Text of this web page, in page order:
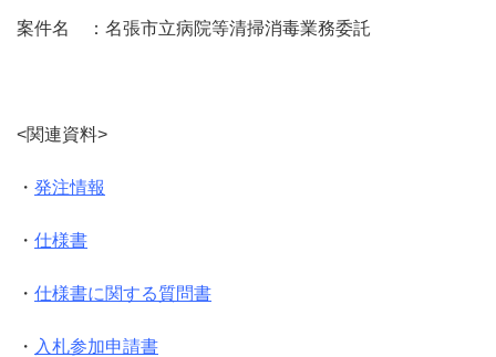
案件名 ：名張市立病院等清掃消毒業務委託
<関連資料>
・ 発注情報
・ 仕様書
・ 仕様書に関する質問書
・ 入札参加申請書